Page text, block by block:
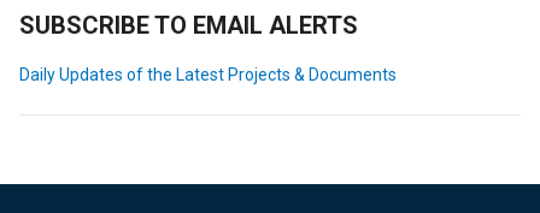
SUBSCRIBE TO EMAIL ALERTS
Daily Updates of the Latest Projects & Documents